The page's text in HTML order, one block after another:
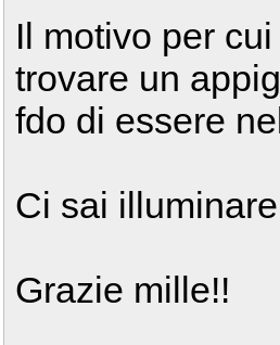
Il motivo per
trovare un
fdo di essere
Ci sai
Grazie mille!!